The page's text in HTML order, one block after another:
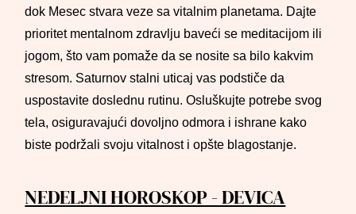
dok Mesec stvara veze sa vitalnim planetama. Dajte
prioritet mentalnom zdravlju baveći se meditacijom ili
jogom, što vam pomaže da se nosite sa bilo kakvim
stresom. Saturnov stalni uticaj vas podstiče da
uspostavite doslednu rutinu. Osluškujte potrebe svog
tela, osiguravajući dovoljno odmora i ishrane kako
biste podržali svoju vitalnost i opšte blagostanje.
NEDELJNI HOROSKOP - DEVICA